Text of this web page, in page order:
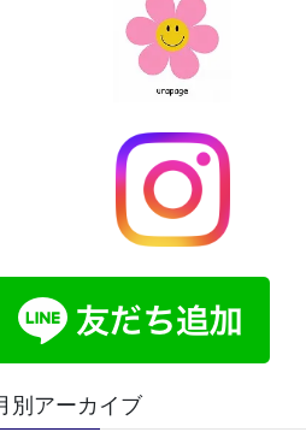
別アーカイブ